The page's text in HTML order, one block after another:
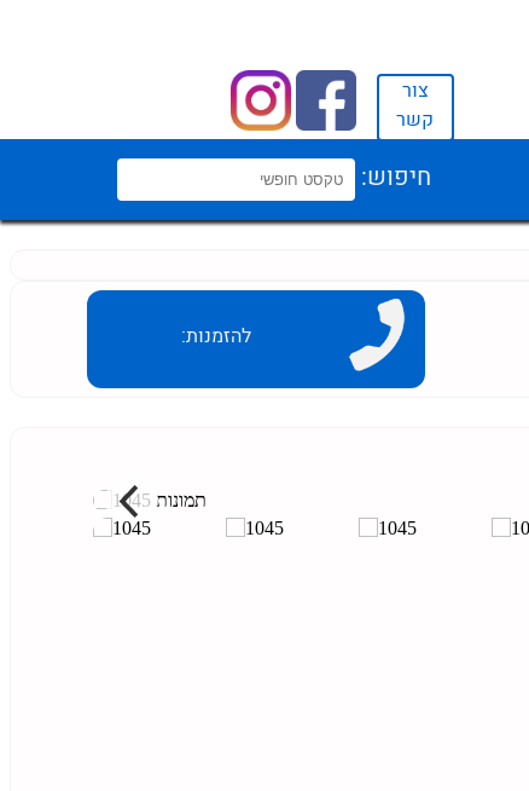
צור
קשר
חיפוש:
להזמנות: